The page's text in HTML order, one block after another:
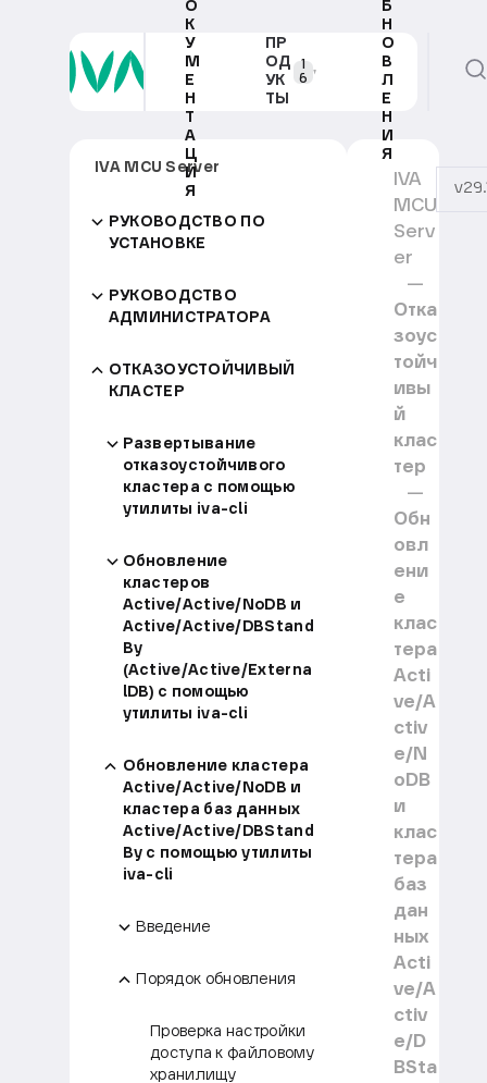
О
К
У
М
Е
Н
Т
А
Ц
И
Я
ПР
ОД
УК
ТЫ
1
6
Б
Н
О
В
Л
Е
Н
И
Я
IVA MCU Server
РУКОВОДСТВО ПО
УСТАНОВКЕ
РУКОВОДСТВО
АДМИНИСТРАТОРА
ОТКАЗОУСТОЙЧИВЫЙ
КЛАСТЕР
Развертывание
отказоустойчивого
кластера с помощью
утилиты iva-cli
Обновление
кластеров
Active/Active/NoDB и
Active/Active/DBStand
By
(Active/Active/Externa
lDB) с помощью
утилиты iva-cli
Обновление кластера
Active/Active/NoDB и
кластера баз данных
Active/Active/DBStand
By с помощью утилиты
iva-cli
Введение
Порядок обновления
Проверка настройки
доступа к файловому
хранилищу
IVA
MCU
Serv
er
Отка
зоус
тойч
ивы
й
клас
тер
Обн
овл
ени
е
клас
тера
Acti
ve/A
ctiv
e/N
oDB
и
клас
тера
баз
дан
ных
Acti
ve/A
ctiv
e/D
BSta